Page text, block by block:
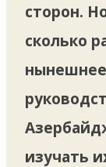
сторон.
сколько
изучать